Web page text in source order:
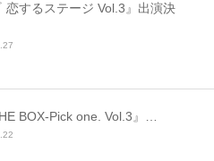
恋するステージ Vol.3』出演決
BOX‐Pick one. Vol.3』…